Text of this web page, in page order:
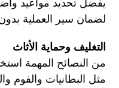
يفضل تحديد مواعيد
لضمان سير العملية بدون
التغليف وحماية الأثاث
من النصائح المهمة
مثل البطانيات والفوم